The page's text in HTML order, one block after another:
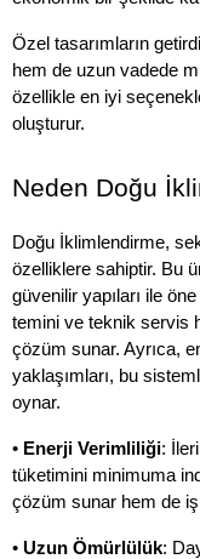
Özel tasarımların
hem de uzun vadede
özellikle en iyi
oluşturur.
Neden Doğu
Doğu İklimlendirme,
özelliklere sahiptir. Bu
güvenilir yapıları ile
temini ve teknik servis
çözüm sunar. Ayrıca,
yaklaşımları, bu
oynar.
• Enerji Verimliliği:
tüketimini minimuma
çözüm sunar hem de
• Uzun Ömürlülük: